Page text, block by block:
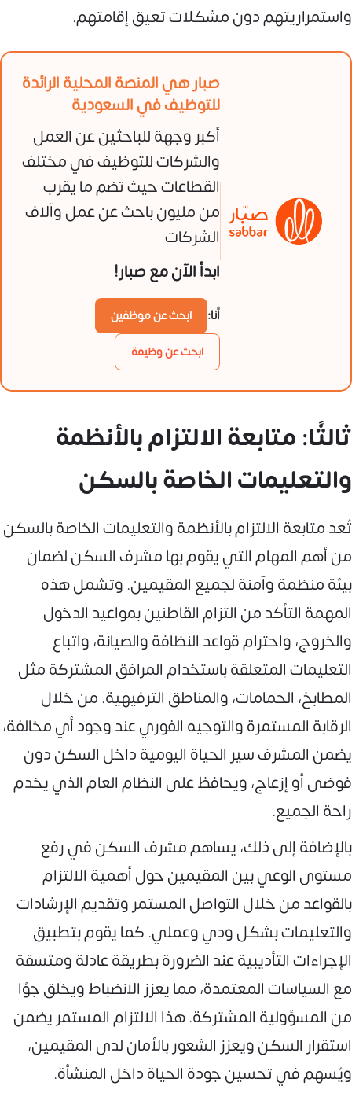
واستمراريتهم دون مشكلات تعيق إقامتهم.
صبار هي المنصة المحلية الرائدة
للتوظيف في السعودية
أكبر وجهة للباحثين عن العمل
والشركات للتوظيف في مختلف
القطاعات حيث تضم ما يقرب
من مليون باحث عن عمل وآلاف
الشركات
ابدأ الآن مع صبار!
أنا:
ابحث عن موظفين
ابحث عن وظيفة
ثالثًا: متابعة الالتزام بالأنظمة
والتعليمات الخاصة بالسكن
تُعد متابعة الالتزام بالأنظمة والتعليمات الخاصة بالسكن
من أهم المهام التي يقوم بها مشرف السكن لضمان
بيئة منظمة وآمنة لجميع المقيمين. وتشمل هذه
المهمة التأكد من التزام القاطنين بمواعيد الدخول
والخروج، واحترام قواعد النظافة والصيانة، واتباع
التعليمات المتعلقة باستخدام المرافق المشتركة مثل
المطابخ، الحمامات، والمناطق الترفيهية. من خلال
الرقابة المستمرة والتوجيه الفوري عند وجود أي مخالفة،
يضمن المشرف سير الحياة اليومية داخل السكن دون
فوضى أو إزعاج، ويحافظ على النظام العام الذي يخدم
راحة الجميع.
بالإضافة إلى ذلك، يساهم مشرف السكن في رفع
مستوى الوعي بين المقيمين حول أهمية الالتزام
بالقواعد من خلال التواصل المستمر وتقديم الإرشادات
والتعليمات بشكل ودي وعملي. كما يقوم بتطبيق
الإجراءات التأديبية عند الضرورة بطريقة عادلة ومتسقة
مع السياسات المعتمدة، مما يعزز الانضباط ويخلق جوًا
من المسؤولية المشتركة. هذا الالتزام المستمر يضمن
استقرار السكن ويعزز الشعور بالأمان لدى المقيمين،
ويُسهم في تحسين جودة الحياة داخل المنشأة.